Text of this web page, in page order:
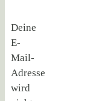
Deine
E-
Mail-
Adresse
wird